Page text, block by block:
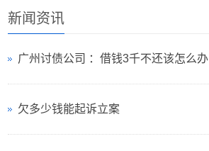
新闻资讯
广州讨债公司 ：借钱3千不还该怎么办
欠多少钱能起诉立案